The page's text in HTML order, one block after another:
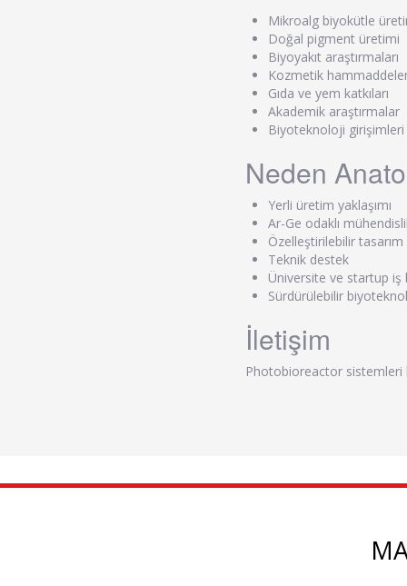
Mikroalg biyokütle
Doğal pigment üretimi
Biyoyakıt araştırmaları
Kozmetik
Gıda ve yem katkıları
Akademik araştırmalar
Biyoteknoloji girişimleri
Neden
Yerli üretim yaklaşımı
Ar-Ge odaklı
Özelleştirilebilir tasarım
Teknik destek
Üniversite ve startup iş
Sürdürülebilir
İletişim
Photobioreactor sistemleri